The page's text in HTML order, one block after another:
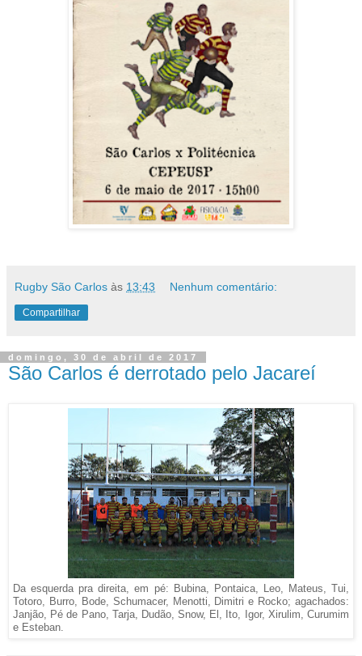
Rugby São Carlos às 13:43 Nenhum comentário:
Compartilhar
domingo, 30 de abril de 2017
São Carlos é derrotado pelo Jacareí
Da esquerda pra direita, em pé: Bubina, Pontaica, Leo, Mateus, Tui,
Totoro, Burro, Bode, Schumacer, Menotti, Dimitri e Rocko; agachados:
Janjão, Pé de Pano, Tarja, Dudão, Snow, El, Ito, Igor, Xirulim, Curumim
e Esteban.